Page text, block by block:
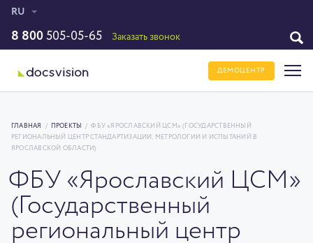
RU
8 800 505-05-65 Заказать звонок
ДЕМОЦЕНТР
ГЛАВНАЯ / ПРОЕКТЫ / ФБУ «ЯРОСЛАВСКИЙ ЦСМ» (ГОСУДАРСТВЕННЫЙ
РЕГИОНАЛЬНЫЙ ЦЕНТР СТАНДАРТИЗАЦИИ, МЕТРОЛОГИИ И ИСПЫТАНИЙ В
ЯРОСЛАВСКОЙ ОБЛАСТИ)
ФБУ «Ярославский ЦСМ»
(Государственный
региональный центр